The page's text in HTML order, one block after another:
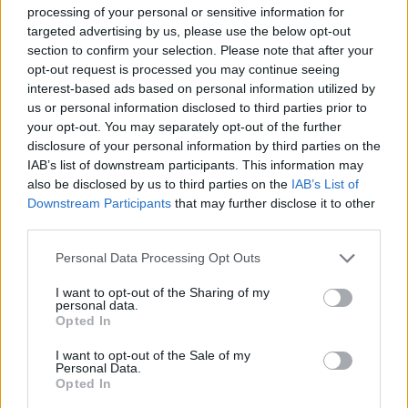
processing of your personal or sensitive information for
targeted advertising by us, please use the below opt-out
section to confirm your selection. Please note that after your
opt-out request is processed you may continue seeing
interest-based ads based on personal information utilized by
us or personal information disclosed to third parties prior to
your opt-out. You may separately opt-out of the further
disclosure of your personal information by third parties on the
IAB’s list of downstream participants. This information may
also be disclosed by us to third parties on the IAB’s List of
Downstream Participants that may further disclose it to other
Personal Data Processing Opt Outs
I want to opt-out of the Sharing of my
personal data.
Opted In
I want to opt-out of the Sale of my
Personal Data.
Opted In
Στις 24 Μαΐου 1998, η Αμερικανίδα ορειβάτισσα Francys Arsentiev
πέθανε κατά την κατάβασή της από το Έβερεστ – και το σώμα της
έγινε γνωστό ως η «Ωραία Κοιμωμένη»
The Sun
Τον Μάιο του 1998, η Francys και ο Sergei
κατάφεραν να φτάσουν στην κορυφή, όμως δεν
μπόρεσαν να ολοκληρώσουν την κατάβαση.
Κινούμενοι αργά και εξαντλημένοι,
εγκλωβίστηκαν για πολλή ώρα στη λεγόμενη
όπου η έλλειψη οξυγόνου προκαλεί σύγχυση και
κόπωση.
Καθώς προσπαθούσαν να κατέβουν, χωρίστηκαν
στο σκοτάδι. Η Francys βρέθηκε μόνη, κοντά